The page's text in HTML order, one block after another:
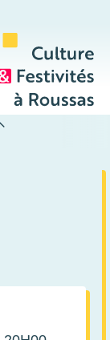
Germain